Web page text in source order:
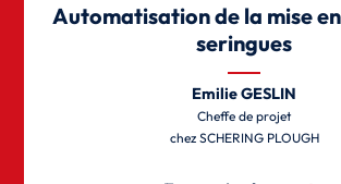
Automatisation de la mise
seringues
Emilie GESLIN
Cheffe de projet
SCHERING PLOUGH